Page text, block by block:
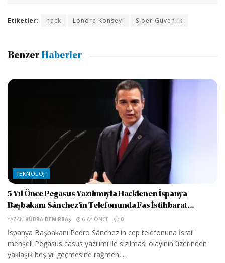
Etiketler: hack Londra Konseyi Siber Güvenlik
Benzer Haberler
TEKNOLOJI
5 Yıl Önce Pegasus Yazılımıyla Hacklenen İspanya
Başbakanı Sánchez’in Telefonunda Fas İstihbarat...
YAZAN KÜBRA DEMIRBAŞ 6 AY ÖNCE 0
İspanya Başbakanı Pedro Sánchez'in cep telefonuna İsrail
menşeli Pegasus casus yazılımı ile sızılması olayının üzerinden
yaklaşık beş yıl geçmesine rağmen,...